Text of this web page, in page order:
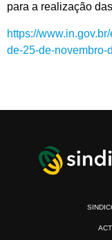
para a realização
https://
de-25-de-novembro-